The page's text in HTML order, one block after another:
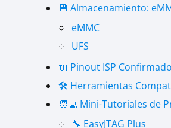
💾 Almacenamiento:
eMMC
UFS
🔌 Pinout ISP
🛠️ Herramientas
🧑‍💻 Mini-Tutoriales de
🔧 EasyJTAG Plus